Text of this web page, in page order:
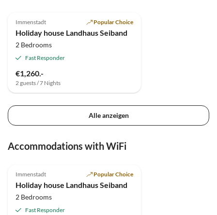
Tipps für Gastronomie und Ausflüge.
Immenstadt Popular Choice
Holiday house Landhaus Seiband
2 Bedrooms
Fast Responder
€1,260.-
2 guests / 7 Nights
Alle anzeigen
Accommodations with WiFi
Immenstadt Popular Choice
Holiday house Landhaus Seiband
2 Bedrooms
Fast Responder